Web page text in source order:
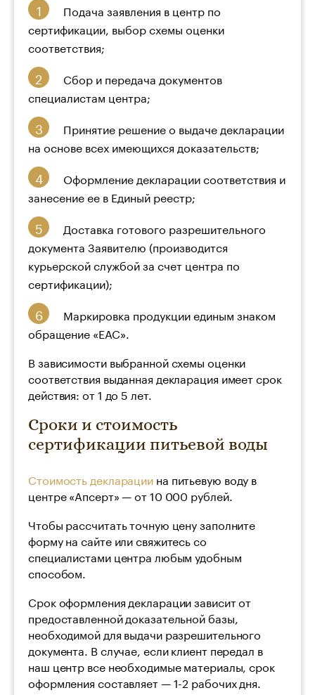
Подача заявления в центр по
сертификации, выбор схемы оценки
соответствия;
Сбор и передача документов
специалистам центра;
Принятие решение о выдаче декларации
на основе всех имеющихся доказательств;
Оформление декларации соответствия и
занесение ее в Единый реестр;
Доставка готового разрешительного
документа Заявителю (производится
курьерской службой за счет центра по
сертификации);
Маркировка продукции единым знаком
обращение «ЕАС».
В зависимости выбранной схемы оценки
соответствия выданная декларация имеет срок
действия: от 1 до 5 лет.
Сроки и стоимость
сертификации питьевой воды
Стоимость декларации на питьевую воду в
центре «Апсерт» — от 10 000 рублей.
Чтобы рассчитать точную цену заполните
форму на сайте или свяжитесь со
специалистами центра любым удобным
способом.
Срок оформления декларации зависит от
предоставленной доказательной базы,
необходимой для выдачи разрешительного
документа. В случае, если клиент передал в
наш центр все необходимые материалы, срок
оформления составляет — 1-2 рабочих дня.